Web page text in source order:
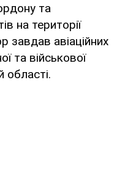
та
на території
завдав авіаційних
та військової
області.